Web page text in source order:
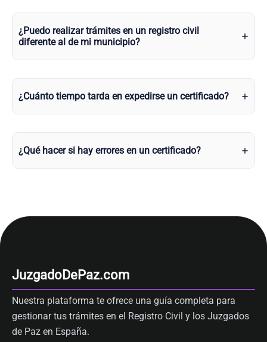
¿Puedo realizar trámites en un registro civil
diferente al de mi municipio?
¿Cuánto tiempo tarda en expedirse un certificado?
¿Qué hacer si hay errores en un certificado?
JuzgadoDePaz.com
Nuestra plataforma te ofrece una guía completa para
gestionar tus trámites en el Registro Civil y los Juzgados
de Paz en España.